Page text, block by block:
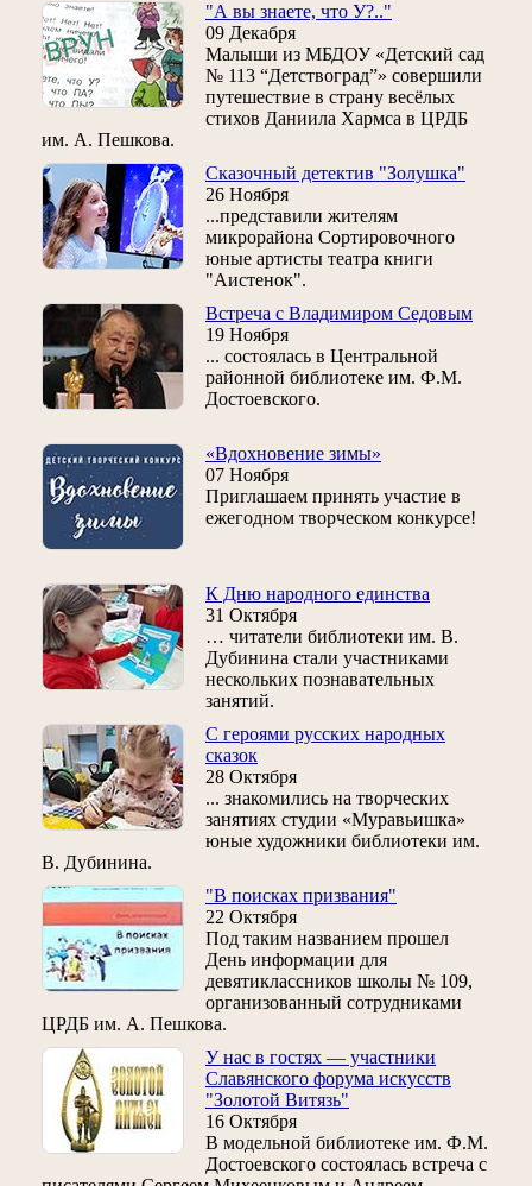
"А вы знаете, что У?.."
09 Декабря
Малыши из МБДОУ «Детский сад
№ 113 “Детствоград”» совершили
путешествие в страну весёлых
стихов Даниила Хармса в ЦРДБ
им. А. Пешкова.
Сказочный детектив "Золушка"
26 Ноября
...представили жителям
микрорайона Сортировочного
юные артисты театра книги
"Аистенок".
Встреча с Владимиром Седовым
19 Ноября
... состоялась в Центральной
районной библиотеке им. Ф.М.
Достоевского.
«Вдохновение зимы»
07 Ноября
Приглашаем принять участие в
ежегодном творческом конкурсе!
К Дню народного единства
31 Октября
… читатели библиотеки им. В.
Дубинина стали участниками
нескольких познавательных
занятий.
С героями русских народных
сказок
28 Октября
... знакомились на творческих
занятиях студии «Муравьишка»
юные художники библиотеки им.
В. Дубинина.
"В поисках призвания"
22 Октября
Под таким названием прошел
День информации для
девятиклассников школы № 109,
организованный сотрудниками
ЦРДБ им. А. Пешкова.
У нас в гостях — участники
Славянского форума искусств
"Золотой Витязь"
16 Октября
В модельной библиотеке им. Ф.М.
Достоевского состоялась встреча с